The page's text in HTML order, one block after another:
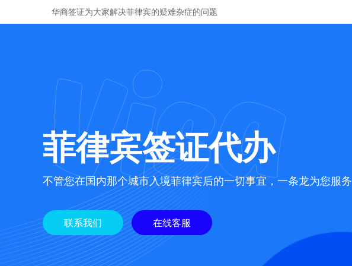
华商签证为大家解决菲律宾的疑难杂症的问题
菲律宾签证代办
不管您在国内那个城市入境菲律宾后的一切事宜，一条龙为您服务
联系我们 在线客服